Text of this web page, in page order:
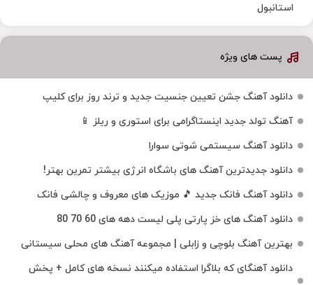
استانبول
پست های ویژه
دانلود آهنگ جشن تعیین جنسیت جدید و ترند روز برای کلیپ
آهنگ تولد جدید اینستاگرامی برای استوری و ریلز 📱
دانلود آهنگ سیستمی شوتی سوارا
دانلود جدیدترین آهنگ‌ های باشگاه انرژی بیشتر تمرین بهتر!
دانلود آهنگ فانک جدید 🎵 موزیک‌ های معروف و چالشی فانک
دانلود آهنگ های خز پارتی پلی لیست دهه های 60 70 80
بهترین آهنگ بلوچی و زابلی | مجموعه آهنگ‌ های محلی سیستانی
دانلود آهنگای که بلاگرا استفاده میکنند نسخه های کامل + پخش